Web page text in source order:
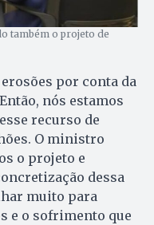
também o projeto de
por conta da
nós estamos
recurso de
O ministro
o projeto e
dessa
muito para
e o sofrimento que